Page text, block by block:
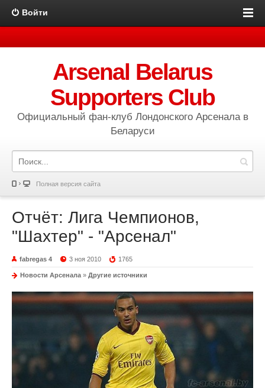
Войти
Arsenal Belarus
Supporters Club
Официальный фан-клуб Лондонского Арсенала в
Беларуси
Полная версия сайта
Отчёт: Лига Чемпионов,
"Шахтер" - "Арсенал"
fabregas 4 3 ноя 2010 1765
Новости Арсенала » Другие источники